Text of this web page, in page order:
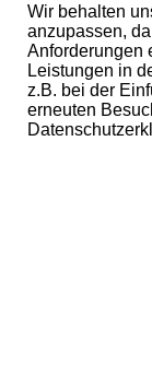
Wir behalten
anzupassen,
Anforderungen
Leistungen in
z.B. bei der
erneuten